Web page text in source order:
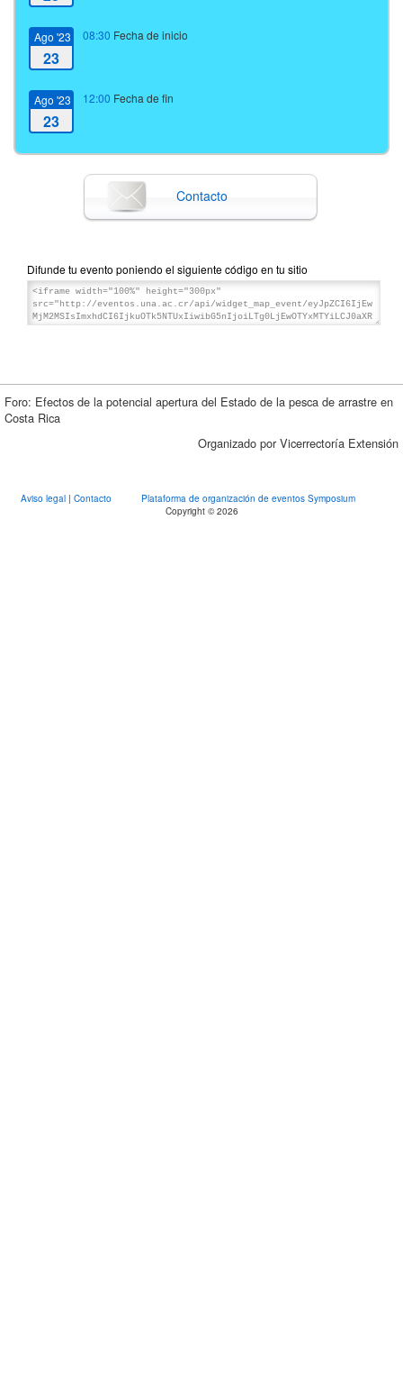
Ago '23
23
08:30 Fecha de inicio
Ago '23
23
12:00 Fecha de fin
Contacto
Difunde tu evento poniendo el siguiente código en tu sitio
Foro: Efectos de la potencial apertura del Estado de la pesca de arrastre en
Costa Rica
Organizado por Vicerrectoría Extensión
Aviso legal | Contacto
Plataforma de organización de eventos Symposium
Copyright © 2026